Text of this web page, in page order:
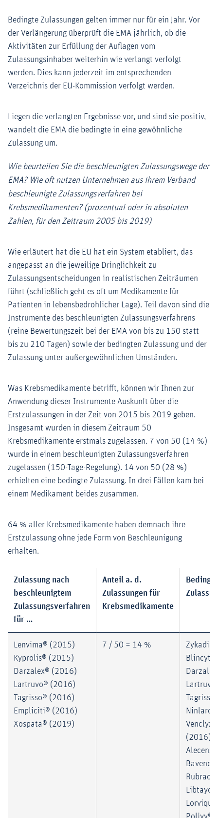
Bedingte Zulassungen gelten immer nur für ein Jahr. Vor
der Verlängerung überprüft die EMA jährlich, ob die
Aktivitäten zur Erfüllung der Auflagen vom
Zulassungsinhaber weiterhin wie verlangt verfolgt
werden. Dies kann jederzeit im entsprechenden
Verzeichnis der EU-Kommission verfolgt werden.
Liegen die verlangten Ergebnisse vor, und sind sie positiv,
wandelt die EMA die bedingte in eine gewöhnliche
Zulassung um.
Wie beurteilen Sie die beschleunigten Zulassungswege der
EMA? Wie oft nutzen Unternehmen aus ihrem Verband
beschleunigte Zulassungsverfahren bei
Krebsmedikamenten? (prozentual oder in absoluten
Zahlen, für den Zeitraum 2005 bis 2019)
Wie erläutert hat die EU hat ein System etabliert, das
angepasst an die jeweilige Dringlichkeit zu
Zulassungsentscheidungen in realistischen Zeiträumen
führt (schließlich geht es oft um Medikamente für
Patienten in lebensbedrohlicher Lage). Teil davon sind die
Instrumente des beschleunigten Zulassungsverfahrens
(reine Bewertungszeit bei der EMA von bis zu 150 statt
bis zu 210 Tagen) sowie der bedingten Zulassung und der
Zulassung unter außergewöhnlichen Umständen.
Was Krebsmedikamente betrifft, können wir Ihnen zur
Anwendung dieser Instrumente Auskunft über die
Erstzulassungen in der Zeit von 2015 bis 2019 geben.
Insgesamt wurden in diesem Zeitraum 50
Krebsmedikamente erstmals zugelassen. 7 von 50 (14 %)
wurde in einem beschleunigten Zulassungsverfahren
zugelassen (150-Tage-Regelung). 14 von 50 (28 %)
erhielten eine bedingte Zulassung. In drei Fällen kam bei
einem Medikament beides zusammen.
64 % aller Krebsmedikamente haben demnach ihre
Erstzulassung ohne jede Form von Beschleunigung
erhalten.
Zulassung nach
beschleunigtem
Zulassungsverfahren
für …
Anteil a. d.
Zulassungen für
Krebsmedikamente
Bedingte
Lenvima® (2015)
Kyprolis® (2015)
Darzalex® (2016)
Lartruvo® (2016)
Tagrisso® (2016)
Empliciti® (2016)
Xospata® (2019)
7 / 50 = 14 %
(2016)